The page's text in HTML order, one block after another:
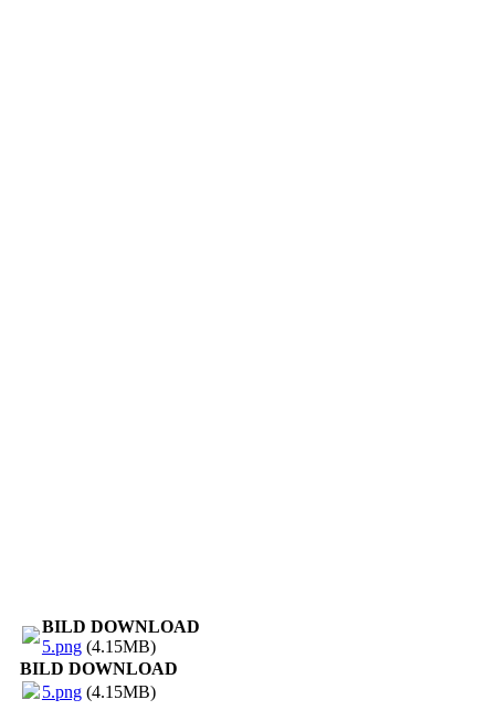
BILD DOWNLOAD
5.png(4.15MB)
BILD DOWNLOAD
5.png(4.15MB)